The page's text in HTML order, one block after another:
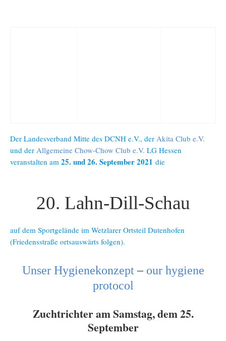
Der Landesverband Mitte des DCNH e.V., der Akita Club e.V.
und der Allgemeine Chow-Chow Club e.V. LG Hessen
veranstalten am 25. und 26. September 2021 die
20. Lahn-Dill-Schau
auf dem Sportgelände im Wetzlarer Ortsteil Dutenhofen
(Friedensstraße ortsauswärts folgen).
Unser Hygienekonzept– our hygiene
protocol
Zuchtrichter am Samstag, dem 25.
September